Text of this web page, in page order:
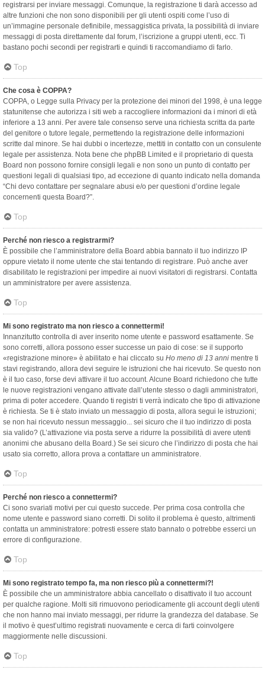
registrarsi per inviare messaggi. Comunque, la registrazione ti darà accesso ad
altre funzioni che non sono disponibili per gli utenti ospiti come l’uso di
un’immagine personale definibile, messaggistica privata, la possibilità di inviare
messaggi di posta direttamente dal forum, l’iscrizione a gruppi utenti, ecc. Ti
bastano pochi secondi per registrarti e quindi ti raccomandiamo di farlo.
Top
Che cosa è COPPA?
COPPA, o Legge sulla Privacy per la protezione dei minori del 1998, è una legge
statunitense che autorizza i siti web a raccogliere informazioni da i minori di età
inferiore a 13 anni. Per avere tale consenso serve una richiesta scritta da parte
del genitore o tutore legale, permettendo la registrazione delle informazioni
scritte dal minore. Se hai dubbi o incertezze, mettiti in contatto con un consulente
legale per assistenza. Nota bene che phpBB Limited e il proprietario di questa
Board non possono fornire consigli legali e non sono un punto di contatto per
questioni legali di qualsiasi tipo, ad eccezione di quanto indicato nella domanda
“Chi devo contattare per segnalare abusi e/o per questioni d’ordine legale
concernenti questa Board?”.
Top
Perché non riesco a registrarmi?
È possibile che l’amministratore della Board abbia bannato il tuo indirizzo IP
oppure vietato il nome utente che stai tentando di registrare. Può anche aver
disabilitato le registrazioni per impedire ai nuovi visitatori di registrarsi. Contatta
un amministratore per avere assistenza.
Top
Mi sono registrato ma non riesco a connettermi!
Innanzitutto controlla di aver inserito nome utente e password esattamente. Se
sono corretti, allora possono esser successe un paio di cose: se il supporto
«registrazione minore» è abilitato e hai cliccato su Ho meno di 13 anni mentre ti
stavi registrando, allora devi seguire le istruzioni che hai ricevuto. Se questo non
è il tuo caso, forse devi attivare il tuo account. Alcune Board richiedono che tutte
le nuove registrazioni vengano attivate dall’utente stesso o dagli amministratori,
prima di poter accedere. Quando ti registri ti verrà indicato che tipo di attivazione
è richiesta. Se ti è stato inviato un messaggio di posta, allora segui le istruzioni;
se non hai ricevuto nessun messaggio... sei sicuro che il tuo indirizzo di posta
sia valido? (L’attivazione via posta serve a ridurre la possibilità di avere utenti
anonimi che abusano della Board.) Se sei sicuro che l’indirizzo di posta che hai
usato sia corretto, allora prova a contattare un amministratore.
Top
Perché non riesco a connettermi?
Ci sono svariati motivi per cui questo succede. Per prima cosa controlla che
nome utente e password siano corretti. Di solito il problema è questo, altrimenti
contatta un amministratore: potresti essere stato bannato o potrebbe esserci un
errore di configurazione.
Top
Mi sono registrato tempo fa, ma non riesco più a connettermi?!
È possibile che un amministratore abbia cancellato o disattivato il tuo account
per qualche ragione. Molti siti rimuovono periodicamente gli account degli utenti
che non hanno mai inviato messaggi, per ridurre la grandezza del database. Se
il motivo è quest’ultimo registrati nuovamente e cerca di farti coinvolgere
maggiormente nelle discussioni.
Top